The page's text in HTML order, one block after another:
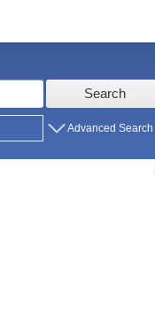
Search
Advanced Search